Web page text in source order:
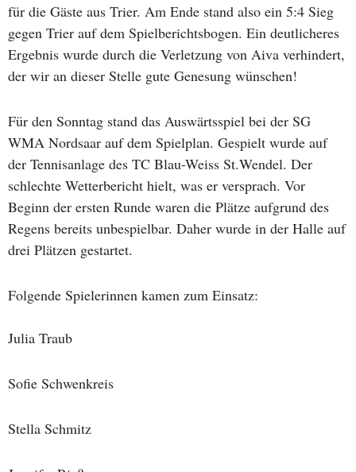
für die Gäste aus Trier. Am Ende stand also ein 5:4 Sieg
gegen Trier auf dem Spielberichtsbogen. Ein deutlicheres
Ergebnis wurde durch die Verletzung von Aiva verhindert,
der wir an dieser Stelle gute Genesung wünschen!
Für den Sonntag stand das Auswärtsspiel bei der SG
WMA Nordsaar auf dem Spielplan. Gespielt wurde auf
der Tennisanlage des TC Blau-Weiss St.Wendel. Der
schlechte Wetterbericht hielt, was er versprach. Vor
Beginn der ersten Runde waren die Plätze aufgrund des
Regens bereits unbespielbar. Daher wurde in der Halle auf
drei Plätzen gestartet.
Folgende Spielerinnen kamen zum Einsatz:
Julia Traub
Sofie Schwenkreis
Stella Schmitz